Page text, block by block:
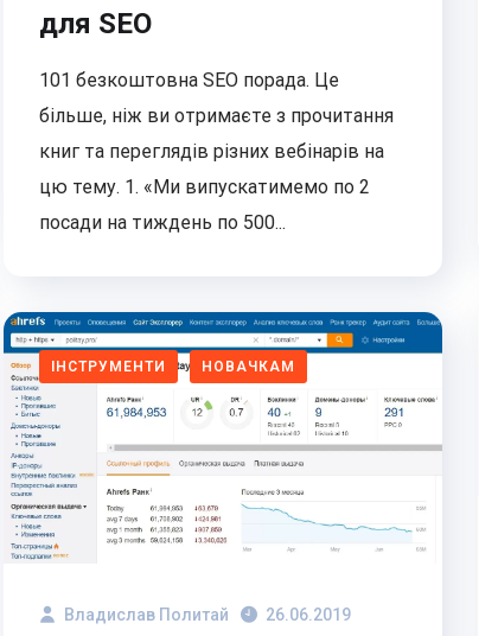
для SEO
101 безкоштовна SEO порада. Це
більше, ніж ви отримаєте з прочитання
книг та переглядів різних вебінарів на
цю тему. 1. «Ми випускатимемо по 2
посади на тиждень по 500...
ІНСТРУМЕНТИ НОВАЧКАМ
Владислав Политай 26.06.2019